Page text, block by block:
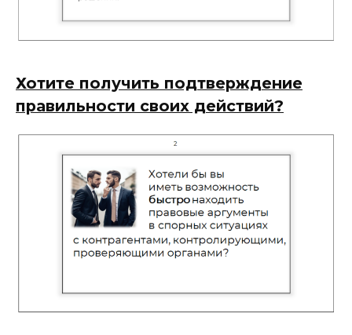
Хотите получить подтверждение
правильности своих действий?